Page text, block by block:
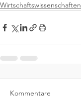
Wirtschaftswissenschaften
Kommentare